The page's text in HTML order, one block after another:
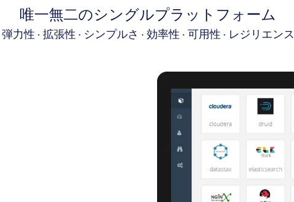
唯一無二のシングルプラットフォーム
弾力性 • 拡張性 • シンプルさ • 効率性 • 可用性 • レジリエンス